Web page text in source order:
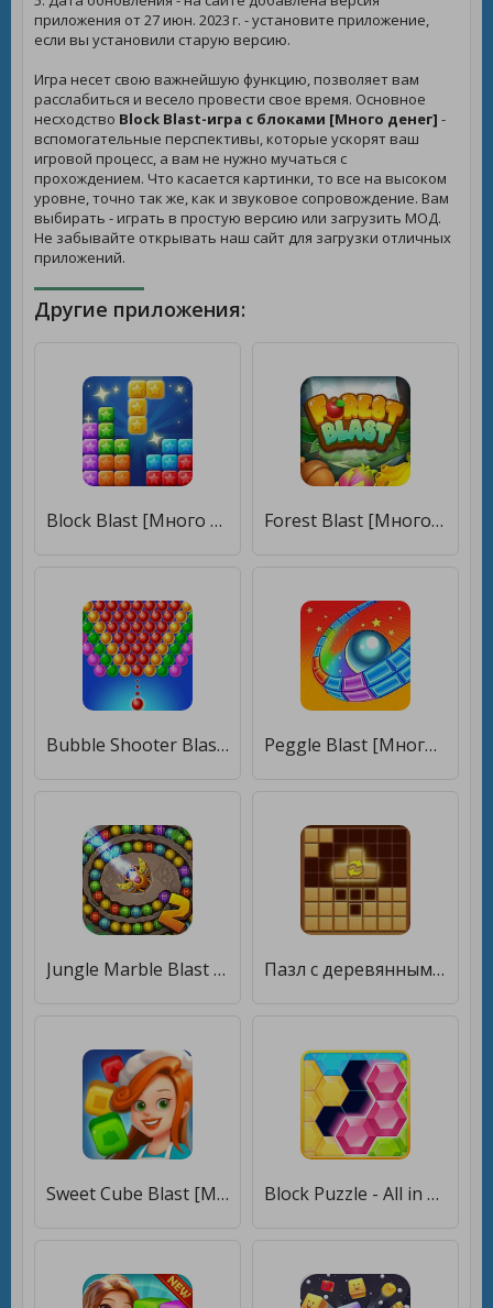
приложения от 27 июн. 2023 г. - установите приложение,
если вы установили старую версию.
Игра несет свою важнейшую функцию, позволяет вам
расслабиться и весело провести свое время. Основное
несходство Block Blast-игра с блоками [Много денег] -
вспомогательные перспективы, которые ускорят ваш
игровой процесс, а вам не нужно мучаться с
прохождением. Что касается картинки, то все на высоком
уровне, точно так же, как и звуковое сопровождение. Вам
выбирать - играть в простую версию или загрузить МОД.
Не забывайте открывать наш сайт для загрузки отличных
приложений.
Другие приложения:
Block Blast [Много денег] Forest Blast [Много денег]
Bubble Shooter Blast: Pop Game [Много денег] Peggle Blast [Много денег]
Jungle Marble Blast 2 [Много денег] Пазл с деревянными блоками [Много монет]
Sweet Cube Blast [Много денег] Block Puzzle - All in one [Бесплатные покупки]